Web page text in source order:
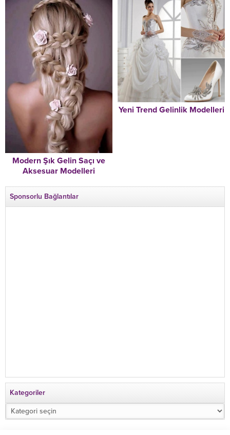
Modern Şık Gelin Saçı ve
Aksesuar Modelleri
Yeni Trend Gelinlik Modelleri
Sponsorlu Bağlantılar
Kategoriler
Kategoriler